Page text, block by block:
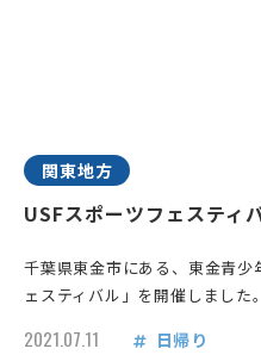
関東地方
USFスポーツフェステ
千葉県東金市にある、東金青少
ェスティバル」を開催しました。
2021.07.11 日帰り